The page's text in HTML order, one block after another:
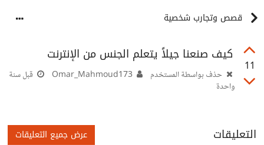
قصص وتجارب شخصية
11
كيف صنعنا جيلاً يتعلم الجنس من الإنترنت
حذف بواسطة المستخدم
قبل سنة
واحدة
التعليقات عرض جميع التعليقات